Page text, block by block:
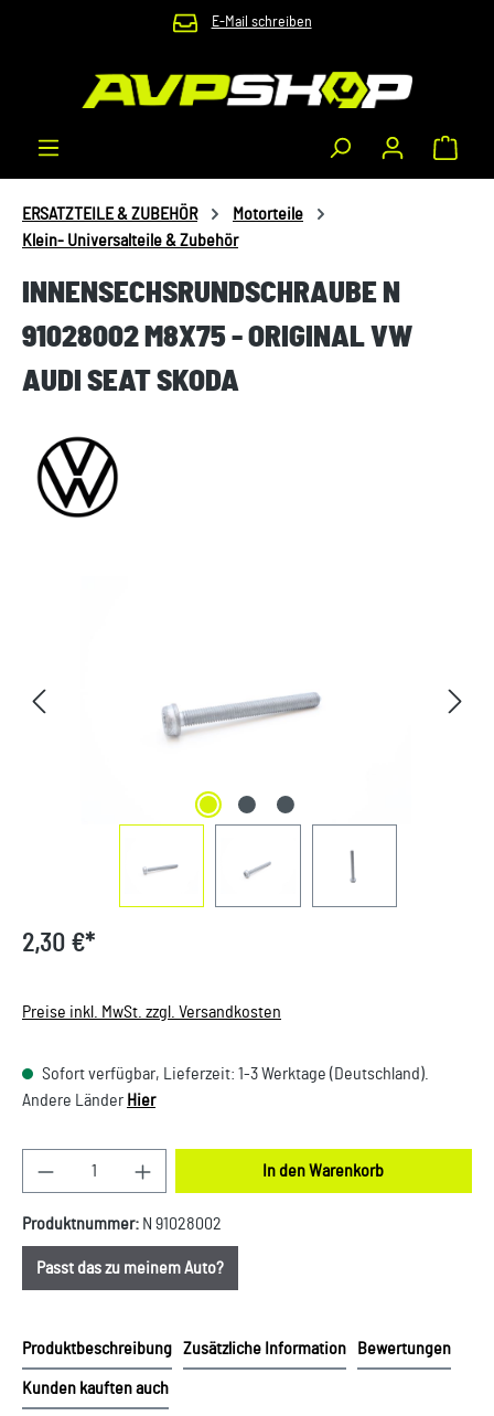
Zum Hauptinhalt springen E-Mail schreiben
ERSATZTEILE & ZUBEHÖR
Motorteile
Klein- Universalteile & Zubehör
INNENSECHSRUNDSCHRAUBE N
91028002 M8X75 - ORIGINAL VW
AUDI SEAT SKODA
2,30 €*
Preise inkl. MwSt. zzgl. Versandkosten
Sofort verfügbar, Lieferzeit: 1-3 Werktage (Deutschland).
Andere Länder Hier
Produkt Anzahl: Gib den gewünschten Wert ein
In den Warenkorb
Produktnummer: N 91028002
Passt das zu meinem Auto?
Produktbeschreibung Zusätzliche Information Bewertungen
Kunden kauften auch